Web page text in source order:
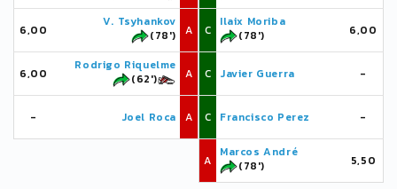
6,00
V. Tsyhankov
(78')
A
6,00
Rodrigo Riquelme
(62')
A
- Joel Roca A
C
Ilaix Moriba
(78')
6,00
C Javier Guerra -
C Francisco Perez -
A
Marcos André
(78')
5,50